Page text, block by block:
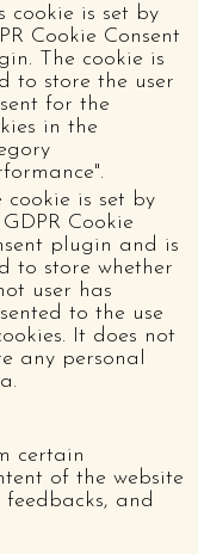
cookie is set by
Cookie Consent
The cookie is
to store the user
for the
in the
cookie is set by
Cookie
plugin and is
to store whether
user has
to the use
It does not
any personal
certain
of the website
and